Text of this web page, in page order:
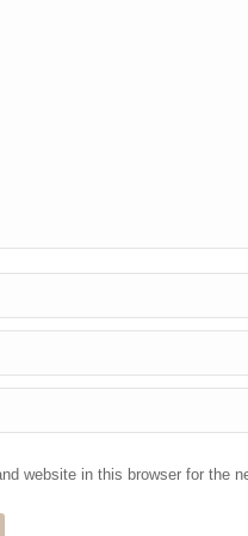
website in this browser for the